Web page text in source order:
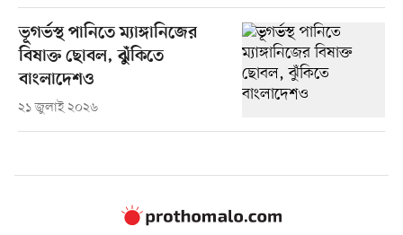
ভূগর্ভস্থ পানিতে ম্যাঙ্গানিজের
বিষাক্ত ছোবল, ঝুঁকিতে
বাংলাদেশও
২১ জুলাই ২০২৬